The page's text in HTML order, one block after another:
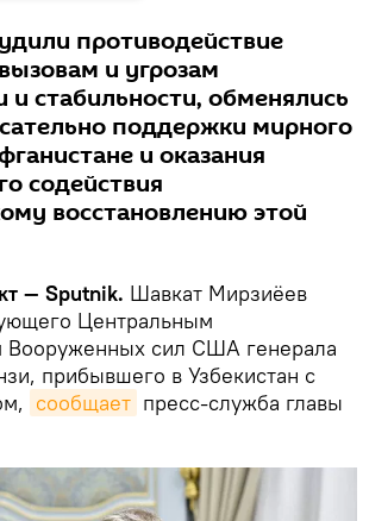
противодействие
и угрозам
и стабильности, обменялись
поддержки мирного
и оказания
содействия
восстановлению этой
— Sputnik. Шавкат Мирзиёев
Центральным
Вооруженных сил США генерала
прибывшего в Узбекистан с
сообщает пресс-служба главы